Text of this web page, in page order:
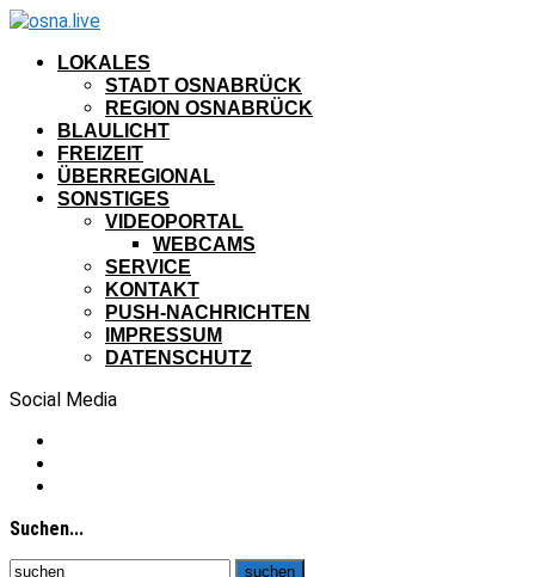
LOKALES
STADT OSNABRÜCK
REGION OSNABRÜCK
BLAULICHT
FREIZEIT
ÜBERREGIONAL
SONSTIGES
VIDEOPORTAL
WEBCAMS
SERVICE
KONTAKT
PUSH-NACHRICHTEN
IMPRESSUM
DATENSCHUTZ
Social Media
Suchen...